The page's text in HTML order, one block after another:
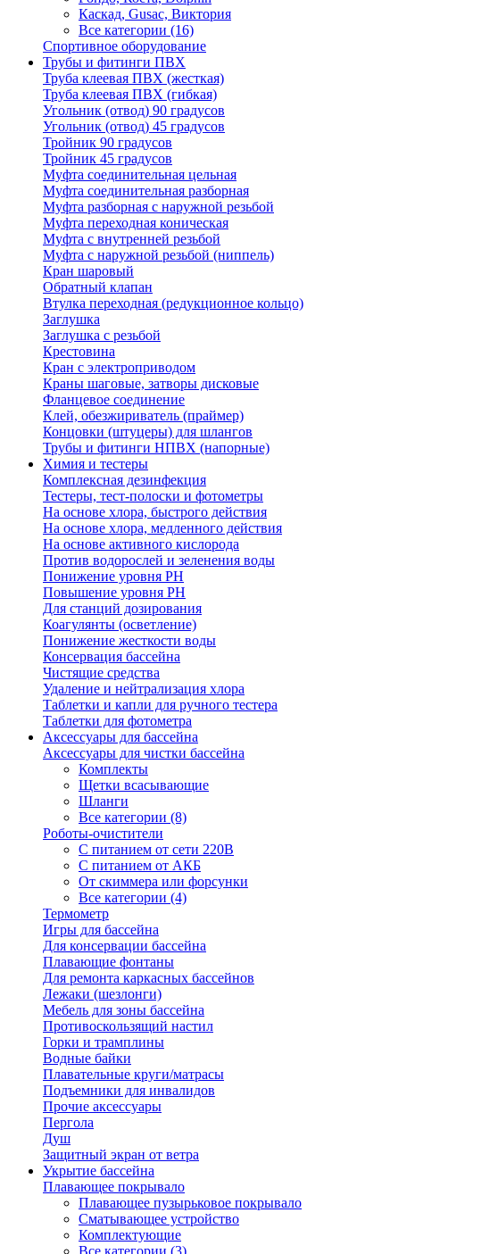
Каскад, Gusac, Виктория
Все категории (16)
Спортивное оборудование
Трубы и фитинги ПВХ
Труба клеевая ПВХ (жесткая)
Труба клеевая ПВХ (гибкая)
Угольник (отвод) 90 градусов
Угольник (отвод) 45 градусов
Тройник 90 градусов
Тройник 45 градусов
Муфта соединительная цельная
Муфта соединительная разборная
Муфта разборная с наружной резьбой
Муфта переходная коническая
Муфта с внутренней резьбой
Муфта с наружной резьбой (ниппель)
Кран шаровый
Обратный клапан
Втулка переходная (редукционное кольцо)
Заглушка
Заглушка с резьбой
Крестовина
Кран с электроприводом
Краны шаговые, затворы дисковые
Фланцевое соединение
Клей, обезжириватель (праймер)
Концовки (штуцеры) для шлангов
Трубы и фитинги НПВХ (напорные)
Химия и тестеры
Комплексная дезинфекция
Тестеры, тест-полоски и фотометры
На основе хлора, быстрого действия
На основе хлора, медленного действия
На основе активного кислорода
Против водорослей и зеленения воды
Понижение уровня РН
Повышение уровня РН
Для станций дозирования
Коагулянты (осветление)
Понижение жесткости воды
Консервация бассейна
Чистящие средства
Удаление и нейтрализация хлора
Таблетки и капли для ручного тестера
Таблетки для фотометра
Аксессуары для бассейна
Аксессуары для чистки бассейна
Комплекты
Щетки всасывающие
Шланги
Все категории (8)
Роботы-очистители
С питанием от сети 220В
С питанием от АКБ
От скиммера или форсунки
Все категории (4)
Термометр
Игры для бассейна
Для консервации бассейна
Плавающие фонтаны
Для ремонта каркасных бассейнов
Лежаки (шезлонги)
Мебель для зоны бассейна
Противоскользящий настил
Горки и трамплины
Водные байки
Плавательные круги/матрасы
Подъемники для инвалидов
Прочие аксессуары
Пергола
Душ
Защитный экран от ветра
Укрытие бассейна
Плавающее покрывало
Плавающее пузырьковое покрывало
Сматывающее устройство
Комплектующие
Все категории (3)